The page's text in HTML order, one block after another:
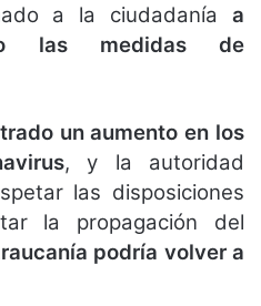
a la ciudadanía a
las medidas de
un aumento en los
, y la autoridad
las disposiciones
la propagación del
podría volver a